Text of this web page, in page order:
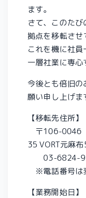
ます。
さて、このた
拠点を移転させ
これを機に社
一層社業に専心
今後とも倍旧
願い申し上げま
【移転先住所】
〒106-0046
35 VORT元麻
03-6824-
※電話番号は
【業務開始日】